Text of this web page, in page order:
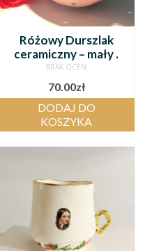
Różowy Durszlak
ceramiczny – mały .
BRAK OCEN
70.00zł
DODAJ DO
KOSZYKA